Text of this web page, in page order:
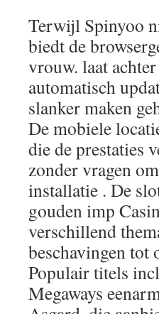
Terwijl Spinyoo
biedt de
vrouw. laat
automatisch
slanker maken
De mobiele
die de prestaties
zonder vragen
installatie . De
gouden imp
verschillend
beschavingen tot
Populair titels
Megaways